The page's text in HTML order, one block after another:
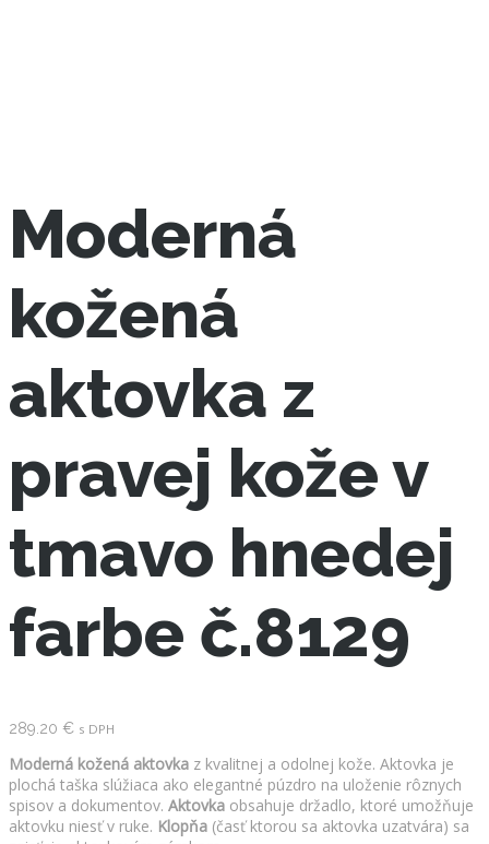
Moderná
kožená
aktovka z
pravej kože v
tmavo hnedej
farbe č.8129
289.20 € s DPH
Moderná kožená aktovka z kvalitnej a odolnej kože. Aktovka je
plochá taška slúžiaca ako elegantné púzdro na uloženie rôznych
spisov a dokumentov. Aktovka obsahuje držadlo, ktoré umožňuje
aktovku niesť v ruke. Klopňa (časť ktorou sa aktovka uzatvára) sa